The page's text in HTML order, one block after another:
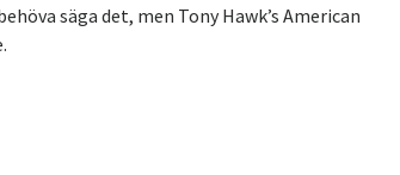
säga det, men Tony Hawk’s American